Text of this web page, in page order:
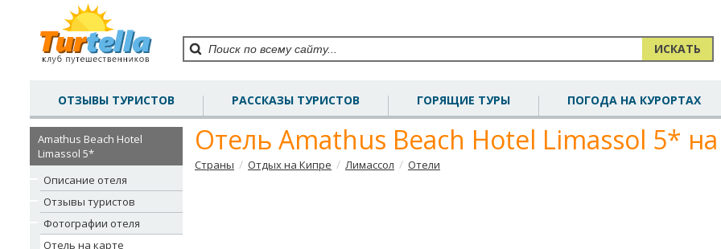
ИСКАТЬ
ОТЗЫВЫ ТУРИСТОВ РАССКАЗЫ ТУРИСТОВ ГОРЯЩИЕ ТУРЫ ПОГОДА НА КУРОРТАХ
Amathus Beach Hotel
Limassol 5*
Описание отеля
Отзывы туристов
Фотографии отеля
Отель на карте
Отель Amathus Beach Hotel Limassol 5*
Страны / Отдых на Кипре / Лимассол / Отели